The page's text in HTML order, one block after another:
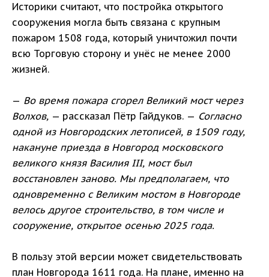
Историки считают, что постройка открытого
сооружения могла быть связана с крупным
пожаром 1508 года, который уничтожил почти
всю Торговую сторону и унёс не менее 2000
жизней.
— Во время пожара сгорел Великий мост через
Волхов, — рассказал Пётр Гайдуков. — Согласно
одной из Новгородских летописей, в 1509 году,
накануне приезда в Новгород московского
великого князя Василия III, мост был
восстановлен заново. Мы предполагаем, что
одновременно с Великим мостом в Новгороде
велось другое строительство, в том числе и
сооружение, открытое осенью 2025 года.
В пользу этой версии может свидетельствовать
план Новгорода 1611 года. На плане, именно на